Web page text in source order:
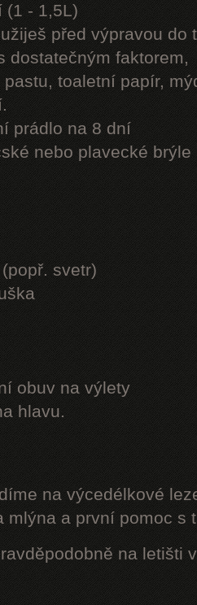
(1 - 1,5L)
před výpravou do
dostatečným faktorem,
toaletní papír,
prádlo na 8 dní
nebo plavecké brýle
svetr)
obuv na výlety
hlavu.
na výcedélkové
mlýna a první pomoc s
na letišti